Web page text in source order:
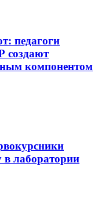
педагоги
создают
компонентом
лаборатории